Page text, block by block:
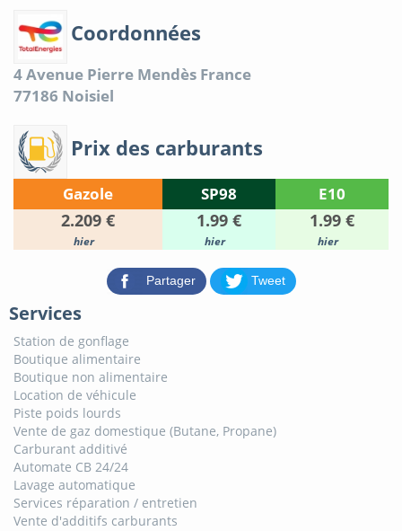
Coordonnées
4 Avenue Pierre Mendès France
77186 Noisiel
Prix des carburants
Gazole SP98 E10
2.209 € 1.99 € 1.99 €
hier hier hier
Partager Tweet
Services
Station de gonflage
Boutique alimentaire
Boutique non alimentaire
Location de véhicule
Piste poids lourds
Vente de gaz domestique (Butane, Propane)
Carburant additivé
Automate CB 24/24
Lavage automatique
Services réparation / entretien
Vente d'additifs carburants